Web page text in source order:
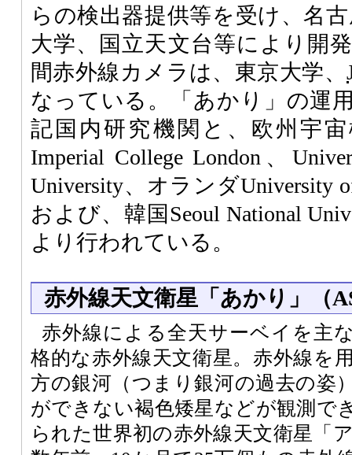
らの検出器提供等を受け、名
大学、国立天文台等により開
間赤外線カメラは、東京大学、
なっている。「あかり」の運
記国内研究機関と、欧州宇
Imperial College London、
University、オランダUniversity
および、韓国Seoul National
より行われている。
赤外線天文衛星「あかり」（
赤外線による全天サーベイを主
格的な赤外線天文衛星。赤外線を
方の銀河（つまり銀河の過去の姿
ができない褐色矮星などが観測で
られた世界初の赤外線天文衛星「